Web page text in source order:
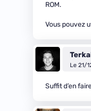
ROM.
Vous pouvez
Le 21/
Suffit d’en